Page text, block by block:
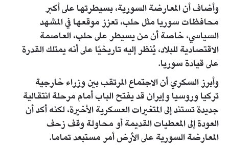
وأضاف أن المعارضة السورية، بسيطرتها على أكبر
محافظات سوريا مثل حلب، تعزز موقعها في المشهد
السياسي، خاصة أن من يسيطر على حلب، العاصمة
الاقتصادية للبلاد، يُنظر إليه تاريخيًا على أنه يمتلك القدرة
على قيادة سوريا.
وأبرز السكري أن الاجتماع المرتقب بين وزراء خارجية
تركيا وروسيا وإيران قد يفتح الباب أمام مرحلة انتقالية
جديدة تستند إلى المتغيرات العسكرية الأخيرة، لكنه أكد أن
العودة إلى المعطيات القديمة أو محاولة وقف زحف
المعارضة السورية على الأرض أمر مستبعد تماما.